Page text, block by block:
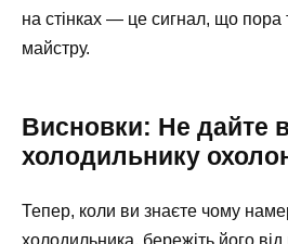
на стінках — це сигнал, що пора
майстру.
Висновки: Не дайте
холодильнику
Тепер, коли ви знаєте чому
холодильника, бережіть його